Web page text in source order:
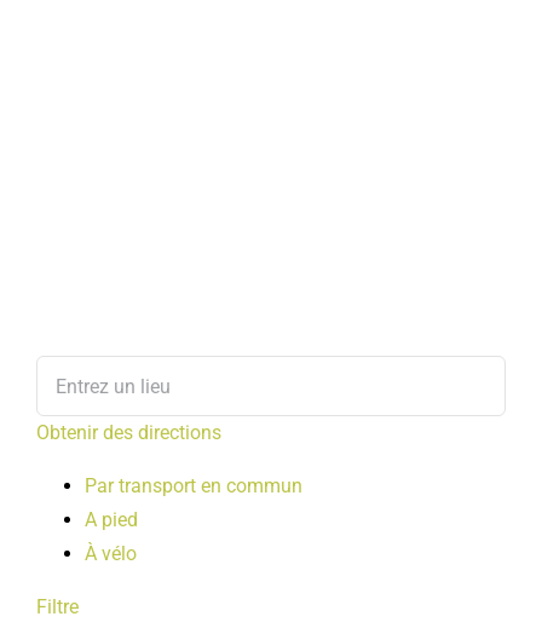
Obtenir des directions
Par transport en commun
A pied
À vélo
Filtre